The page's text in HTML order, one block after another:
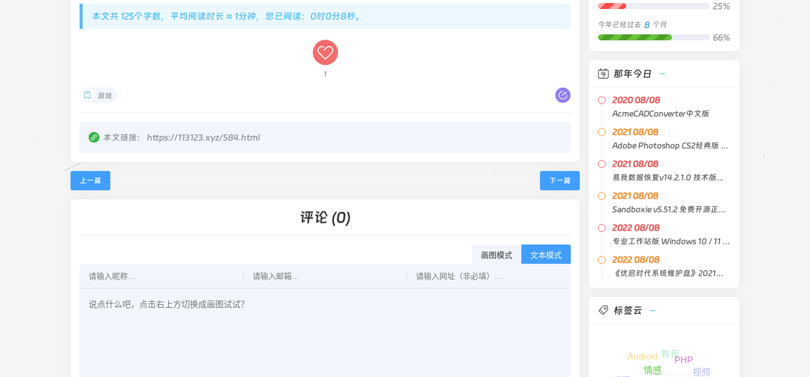
本文共 125个字数，平均阅读时长 ≈ 1分钟，您已阅读：0时0分9秒。
1
游戏
本文链接： https://113123.xyz/584.html
上一篇 下一篇
评论 (0)
画图模式 文本模式
25%
今年已经过去 8 个月
66%
那年今日
2020 08/08
AcmeCADConverter中文版
2021 08/08
Adobe Photoshop CS2经典版 中文原版
2021 08/08
易我数据恢复v14.2.1.0 技术版绿色版
2021 08/08
Sandboxie v5.51.2 免费开源正式版
2022 08/08
专业工作站版 Windows 10 / 11 21H2 Lite X64 4in1
2022 08/08
《优启时代系统维护盘》2021臻藏版
标签云
Android 教程
情感
PHP
视频